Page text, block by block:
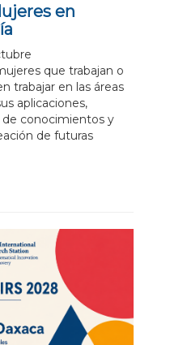
en
que trabajan o
trabajar en las áreas
aplicaciones,
conocimientos y
de futuras